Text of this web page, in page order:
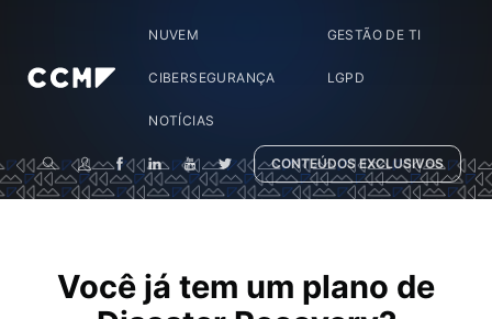
NUVEM GESTÃO DE TI
CIBERSEGURANÇA LGPD
NOTÍCIAS
CONTEÚDOS EXCLUSIVOS
Você já tem um plano de